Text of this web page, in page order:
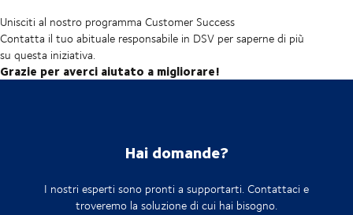
Unisciti al nostro programma Customer Success
Contatta il tuo abituale responsabile in DSV per saperne di più
su questa iniziativa.
Grazie per averci aiutato a migliorare!
Hai domande?
I nostri esperti sono pronti a supportarti. Contattaci e
troveremo la soluzione di cui hai bisogno.